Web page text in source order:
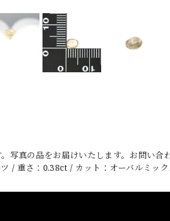
。写真の品をお届けいたします。お問い
ツ / 重さ：0.38ct / カット：オーバルミ